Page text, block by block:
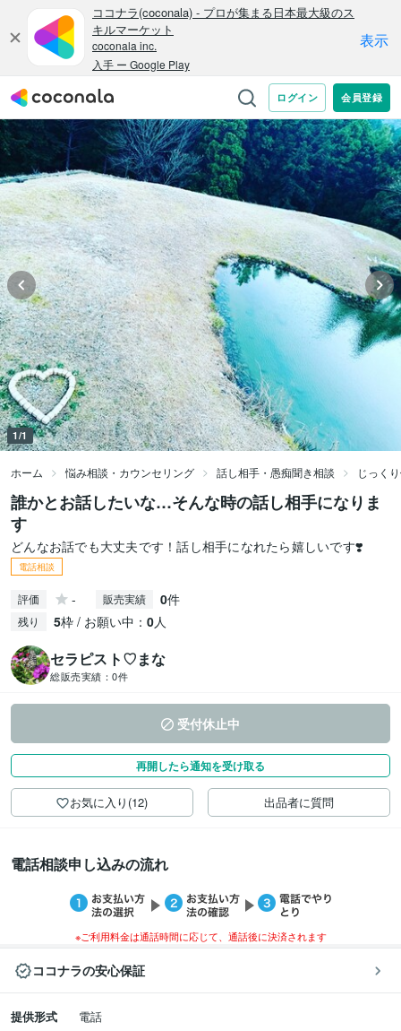
1/1
ホーム 悩み相談・カウンセリング 話し相手・愚痴聞き相談 じっく
誰かとお話したいな…そんな時の話し相手になりま
す
どんなお話でも大丈夫です！話し相手になれたら嬉しいです❣️
電話相談
評価 - 販売実績 0件
残り 5枠 / お願い中： 0人
セラピスト♡まな
総販売実績： 0件
受付休止中
再開したら通知を受け取る
お気に入り(12) 出品者に質問
電話相談申し込みの流れ
※ご利用料金は通話時間に応じて、通話後に決済されます
ココナラの安心保証
提供形式
電話